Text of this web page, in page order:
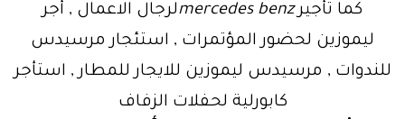
كما تأجيرmercedes benzلرجال الاعمال , أجر
ليموزين لحضور المؤتمرات , استئجار مرسيدس
للندوات , مرسيدس ليموزين للايجار للمطار , استأجر
كابورلية لحفلات الزفاف